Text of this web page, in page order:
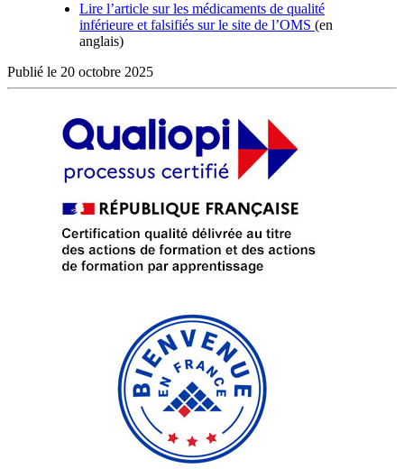
Lire l’article sur les médicaments de qualité
inférieure et falsifiés sur le site de l’OMS (en
anglais)
Publié le 20 octobre 2025